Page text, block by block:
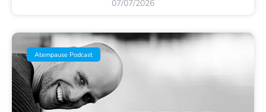
07/07/2026
Atempause Podcast